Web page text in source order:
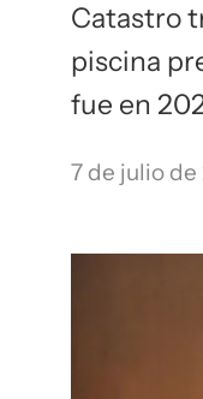
Catastro
piscina
fue en
7 de julio de